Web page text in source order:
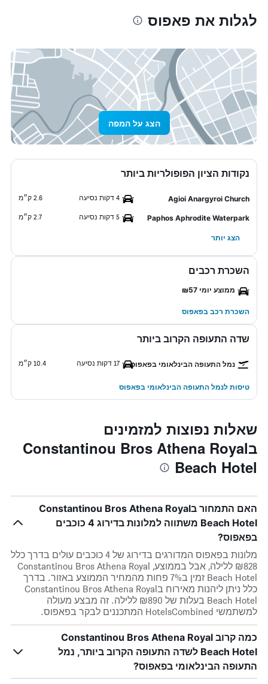
לגלות את פאפוס
הצג על המפה
נקודות הציון הפופולריות ביותר
Agioi Anargyroi Church 4 דקות נסיעה 2.6 ק״מ
Paphos Aphrodite Waterpark 5 דקות נסיעה 2.7 ק״מ
הצג יותר
השכרת רכבים
ממוצע יומי ₪57
השכרת רכב בפאפוס
שדה התעופה הקרוב ביותר
נמל התעופה הבינלאומי בפאפוס 17 דקות נסיעה 10.4 ק״מ
טיסות לנמל התעופה הבינלאומי בפאפוס
שאלות נפוצות למזמינים
בConstantinou Bros Athena Royal
Beach Hotel
האם התמחור בConstantinou Bros Athena Royal
Beach Hotel משתווה למלונות בדירוג 4 כוכבים
בפאפוס?
מלונות בפאפוס המדורגים בדירוג של 4 כוכבים עולים בדרך כלל
₪828 ללילה, אבל בממוצע, Constantinou Bros Athena Royal
Beach Hotel זמין ב7% פחות מהמחיר הממוצע באזור. בדרך
כלל ניתן ליהנות מאירוח בConstantinou Bros Athena Royal
Beach Hotel בעלות של ₪890 ללילה. זה מבצע מעולה
למשתמשי HotelsCombined המתכננים לבקר בפאפוס.
כמה קרוב Constantinou Bros Athena Royal
Beach Hotel לשדה התעופה הקרוב ביותר, נמל
התעופה הבינלאומי בפאפוס?